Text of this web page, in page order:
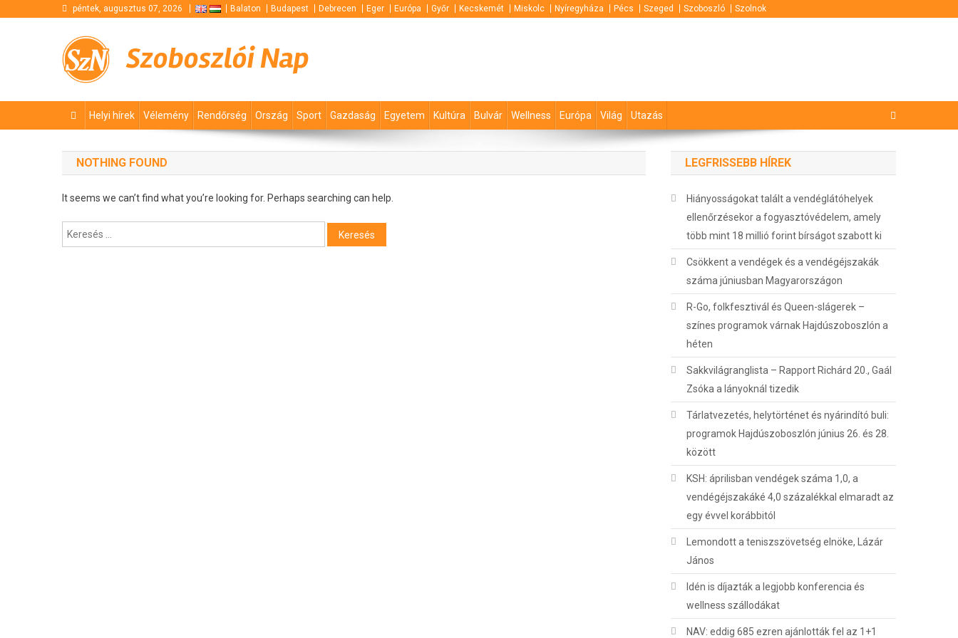
péntek, augusztus 07, 2026 Balaton Budapest Debrecen Eger Európa Győr Kecskemét Miskolc Nyíregyháza Pécs Szeged Szoboszló Szolnok
Szoboszlói Nap
Helyi hírek Vélemény Rendőrség Ország Sport Gazdaság Egyetem Kultúra Bulvár Wellness Európa Világ Utazás
NOTHING FOUND
It seems we can’t find what you’re looking for. Perhaps searching can help.
Keresés:
LEGFRISSEBB HÍREK
Hiányosságokat talált a vendéglátóhelyek
ellenőrzésekor a fogyasztóvédelem, amely
több mint 18 millió forint bírságot szabott ki
Csökkent a vendégek és a vendégéjszakák
száma júniusban Magyarországon
R-Go, folkfesztivál és Queen-slágerek –
színes programok várnak Hajdúszoboszlón a
héten
Sakkvilágranglista – Rapport Richárd 20., Gaál
Zsóka a lányoknál tizedik
Tárlatvezetés, helytörténet és nyárindító buli:
programok Hajdúszoboszlón június 26. és 28.
között
KSH: áprilisban vendégek száma 1,0, a
vendégéjszakáké 4,0 százalékkal elmaradt az
egy évvel korábbitól
Lemondott a teniszszövetség elnöke, Lázár
János
Idén is díjazták a legjobb konferencia és
wellness szállodákat
NAV: eddig 685 ezren ajánlották fel az 1+1